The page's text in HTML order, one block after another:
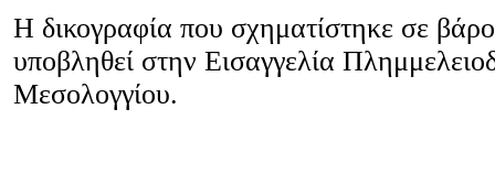
Η δικογραφία που σχηματίστηκε σε
υποβληθεί στην Εισαγγελία
Μεσολογγίου.